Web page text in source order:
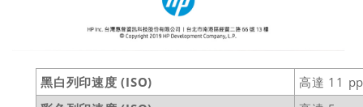
黑白列印速度 (ISO)
高達 11